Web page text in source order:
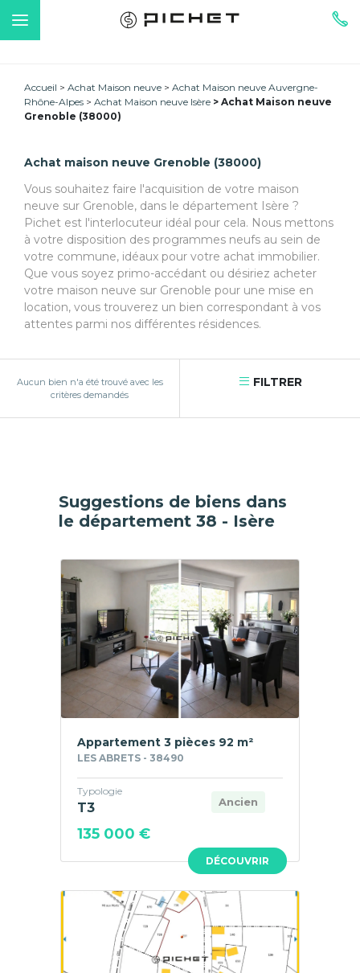
Accueil Achat Maison neuve
Achat Maison neuve Auvergne-
Rhône-Alpes
Achat Maison neuve Isère
Achat Maison neuve
Grenoble (38000)
Achat maison neuve Grenoble (38000)
Vous souhaitez faire l'acquisition de votre maison
neuve sur Grenoble, dans le département Isère ?
Pichet est l'interlocuteur idéal pour cela. Nous mettons
à votre disposition des programmes neufs au sein de
votre commune, idéaux pour votre achat immobilier.
Que vous soyez primo-accédant ou désiriez acheter
votre maison neuve sur Grenoble pour une mise en
location, vous trouverez un bien correspondant à vos
attentes parmi nos différentes résidences.
Aucun bien n'a été trouvé avec les
critères demandés
FILTRER
Suggestions de biens dans
le département 38 - Isère
DÉCOUVRIR
Appartement 3 pièces 92 m²
LES ABRETS - 38490
Ancien
Typologie
T3
135 000 €